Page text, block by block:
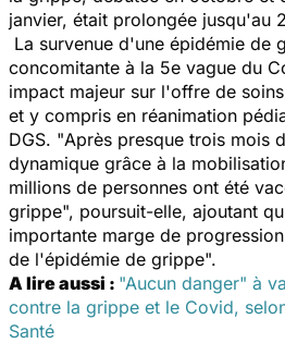
janvier, était prolongée jusqu'au
La survenue d'une épidémie de
concomitante à la 5e vague du
impact majeur sur l'offre de
et y compris en réanimation
DGS. "Après presque trois mois
dynamique grâce à la
millions de personnes ont été
grippe", poursuit-elle, ajoutant
importante marge de
de l'épidémie de grippe".
A lire aussi : "Aucun danger" à
contre la grippe et le Covid,
Santé